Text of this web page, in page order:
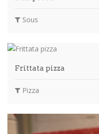
Sous
Frittata pizza
Pizza